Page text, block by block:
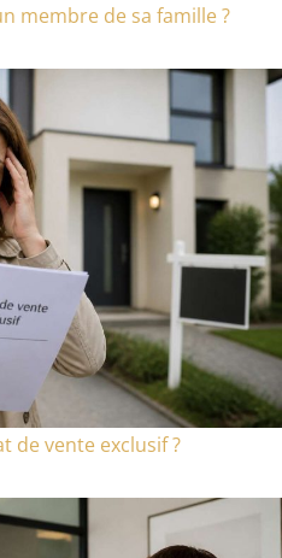
membre de sa famille ?
de vente exclusif ?